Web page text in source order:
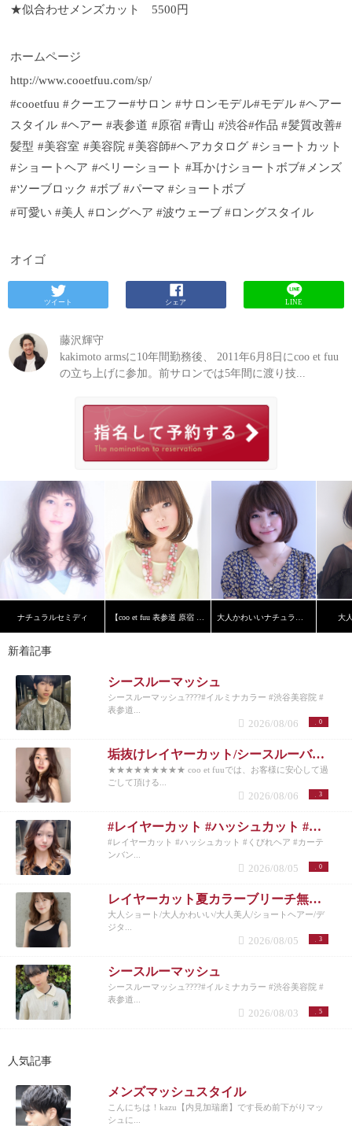
★似合わせメンズカット 5500円
ホームページ
http://www.cooetfuu.com/sp/
#cooetfuu #クーエフー#サロン #サロンモデル#モデル #ヘアー
スタイル #ヘアー #表参道 #原宿 #青山 #渋谷#作品 #髪質改善#
髪型 #美容室 #美容院 #美容師#ヘアカタログ #ショートカット
#ショートヘア #ベリーショート #耳かけショートボブ#メンズ
#ツーブロック #ボブ #パーマ #ショートボブ
#可愛い #美人 #ロングヘア #波ウェーブ #ロングスタイル
オイゴ
ツイート シェア LINE
藤沢輝守
kakimoto armsに10年間勤務後、 2011年6月8日にcoo et fuu
の立ち上げに参加。前サロンでは5年間に渡り技...
ナチュラルセミディ 【coo et fuu 表参道 原宿 青山】フレンチボブ 藤 大人かわいいナチュラルボブ 大
新着記事
シースルーマッシュ
シースルーマッシュ????#イルミナカラー #渋谷美容院 #
表参道...
0
2026/08/06
垢抜けレイヤーカット/シースルーバング◎夏のベージュカラー
★★★★★★★★★ coo et fuuでは、お客様に安心して過
ごして頂ける...
3
2026/08/06
#レイヤーカット #ハッシュカット #くびれヘア #カーテンバング #インナーカラー
#レイヤーカット #ハッシュカット #くびれヘア #カーテ
ンバン...
0
2026/08/05
レイヤーカット夏カラーブリーチ無しカラー
大人ショート/大人かわいい/大人美人/ショートヘアー/デ
ジタ...
3
2026/08/05
シースルーマッシュ
シースルーマッシュ????#イルミナカラー #渋谷美容院 #
表参道...
5
2026/08/03
人気記事
メンズマッシュスタイル
こんにちは！kazu【内見加瑞磨】です長め前下がりマッ
シュに...